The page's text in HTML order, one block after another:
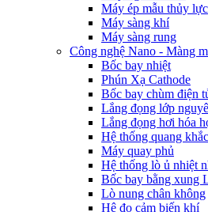
Máy ép mẫu thủy lực
Máy sàng khí
Máy sàng rung
Công nghệ Nano - Màng
Bốc bay nhiệt
Phún Xạ Cathode
Bốc bay chùm điện
Lắng đọng lớp
Lắng đọng hơi hóa
Hệ thống quang khắc
Máy quay phủ
Hệ thống lò ủ nhiệt
Bốc bay bằng xung
Lò nung chân không
Hệ đo cảm biến khí